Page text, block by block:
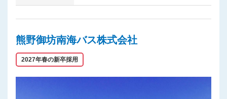
熊野御坊南海バス株式会社
2027年春の新卒採用